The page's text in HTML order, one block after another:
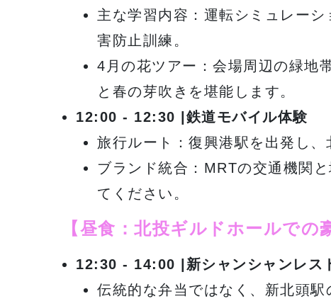
主な学習内容：運転シミュレー
害防止訓練。
4月の花ツアー：会場周辺の緑地
と春の芽吹きを堪能します。
12:00 - 12:30 | 鉄道モバイル体験
旅行ルート：復興港駅を出発し
ブランド統合：MRTの交通機関
てください。
【昼食：北投ギルドホールでの
12:30 - 14:00 | 新シャンシャンレス
伝統的な弁当ではなく、新北頭